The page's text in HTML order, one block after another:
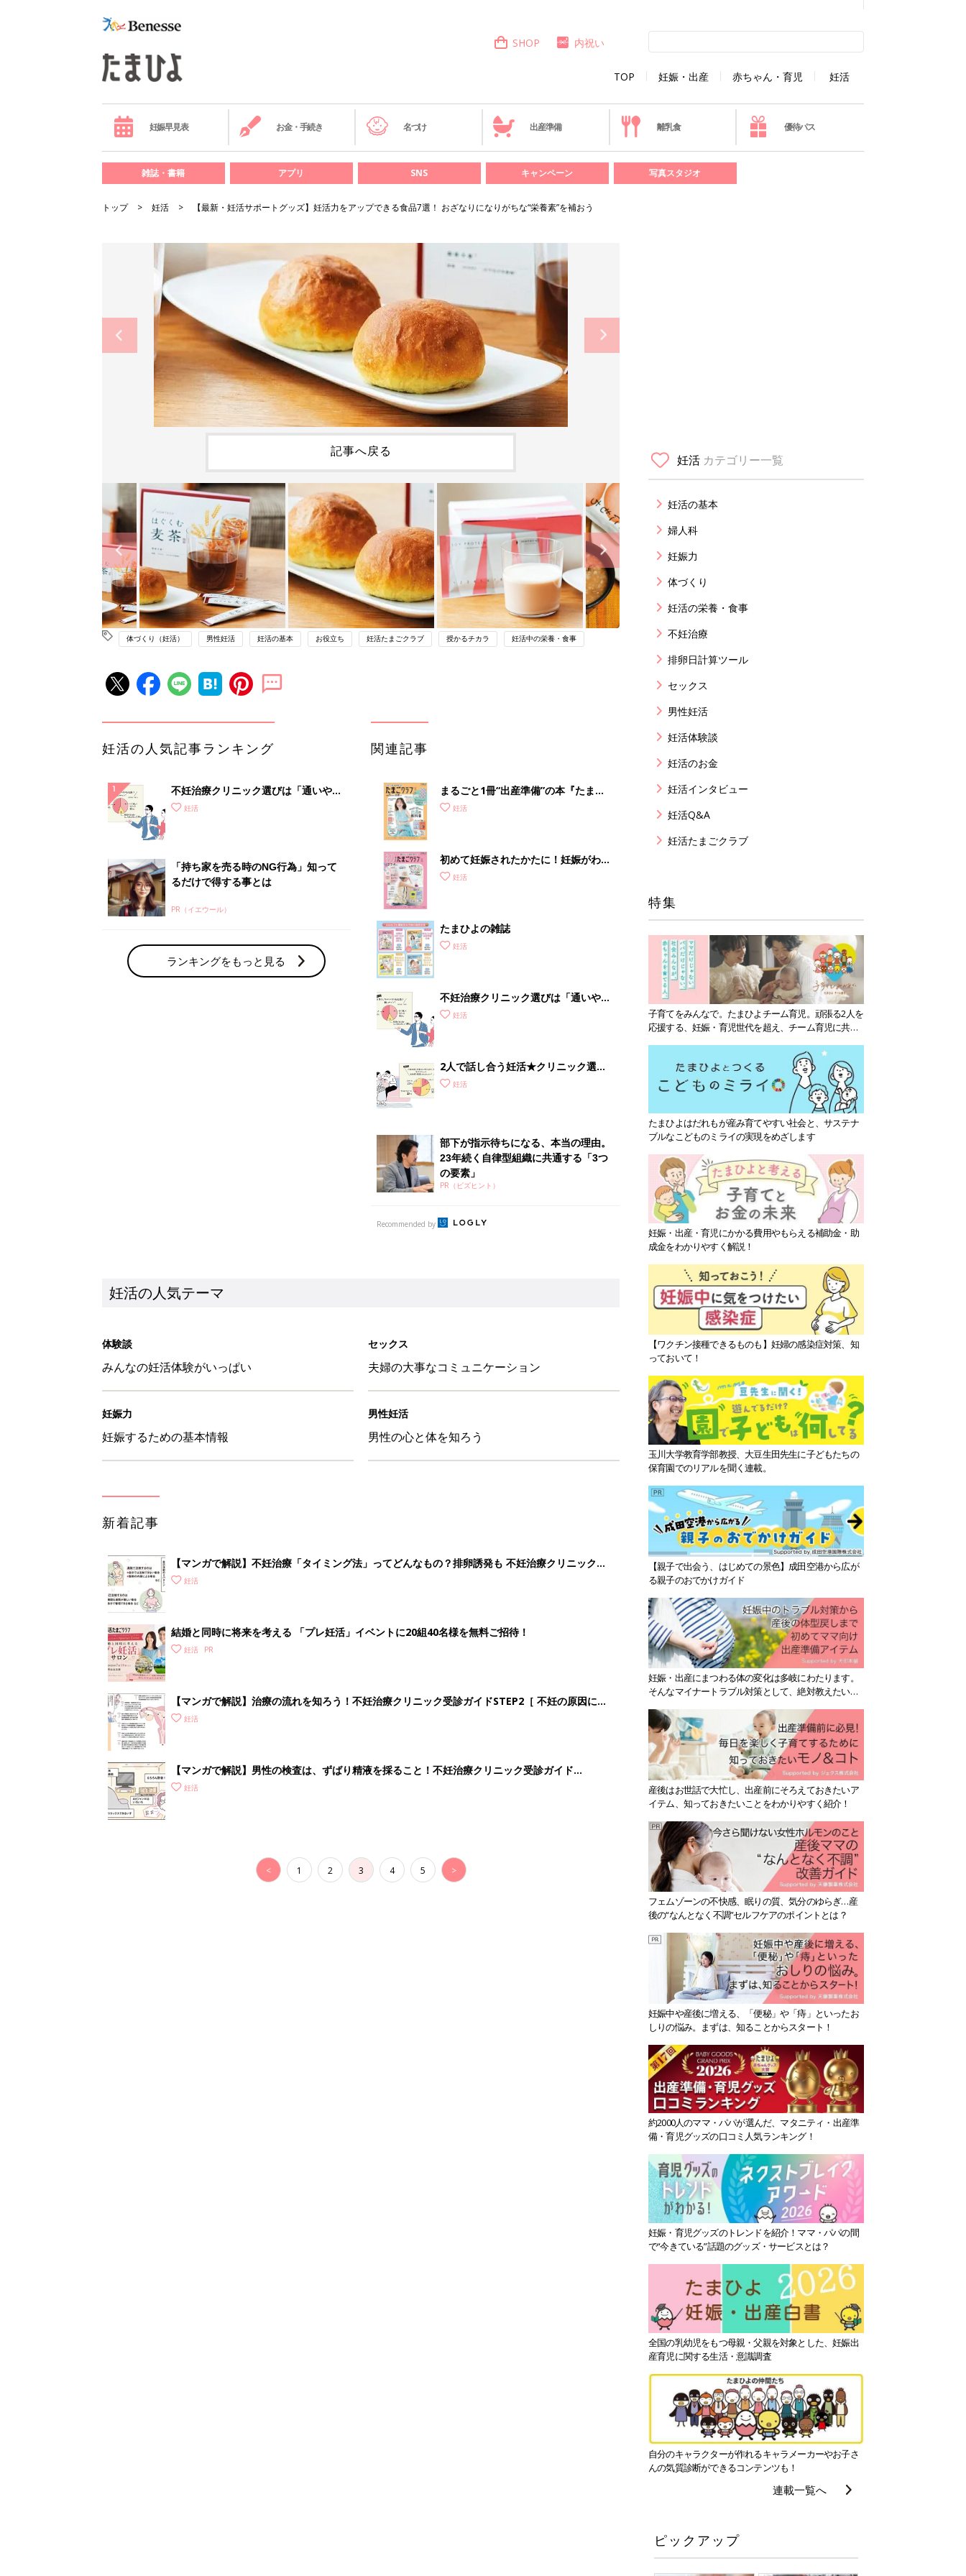
TOP 妊娠・出産 赤ちゃん・育児 妊活
SHOP 内祝い
妊娠早見表 お金・手続き 名づけ 出産準備 離乳食 優待パス
雑誌・書籍 アプリ SNS キャンペーン 写真スタジオ
トップ 妊活 【最新・妊活サポートグッズ】妊活力をアップできる食品7選！ おざなりになりがちな“栄養素”を補おう
記事へ戻る
体づくり（妊活） 男性妊活 妊活の基本 お役立ち 妊活たまごクラブ 授かるチカラ 妊活中の栄養・食事
妊活の人気記事ランキング
不妊治療クリニック選びは「通いやす
さ」が大切！選び方、重要3カ条っ
妊活
「持ち家を売る時のNG行為」知って
るだけで得する事とは
PR（イエウール）
ランキングをもっと見る
関連記事
まるごと1冊“出産準備”の本『たまご
クラブ 夏号』〈スペシャル大特集〉
妊活
初めて妊娠されたかたに！妊娠がわか
ったら最初に読む本『初めてのたまご
妊活
たまひよの雑誌
妊活
不妊治療クリニック選びは「通いやす
さ」が大切！選び方、重要3カ条っ
妊活
2人で話し合う妊活★クリニック選び
の「心の準備」って？不妊治療スター
妊活
部下が指示待ちになる、本当の理由。
23年続く自律型組織に共通する「3つ
の要素」
PR（ビズヒント）
Recommended by
妊活の人気テーマ
体験談
みんなの妊活体験がいっぱい
セックス
夫婦の大事なコミュニケーション
妊娠力
妊娠するための基本情報
男性妊活
男性の心と体を知ろう
新着記事
【マンガで解説】不妊治療「タイミング法」ってどんなもの？排卵誘発も 不妊治療クリニック受
診ガイドSTEP3
妊活
結婚と同時に将来を考える 「プレ妊活」イベントに20組40名様を無料ご招待！
妊活
【マンガで解説】治療の流れを知ろう！不妊治療クリニック受診ガイドSTEP2［ 不妊の原因につ
いて］
妊活
【マンガで解説】男性の検査は、ずばり精液を採ること！不妊治療クリニック受診ガイド
STEP1［男性が受ける検査編］
妊活
< 1 2 3 4 5 >
妊活 カテゴリー一覧
妊活の基本
婦人科
妊娠力
体づくり
妊活の栄養・食事
不妊治療
排卵日計算ツール
セックス
男性妊活
妊活体験談
妊活のお金
妊活インタビュー
妊活Q&A
妊活たまごクラブ
特集
子育てをみんなで。たまひよチーム育児。頑張る2人を
応援する、妊娠・育児世代を超え、チーム育児に共感
たまひよはだれもが産み育てやすい社会と、サステナ
ブルなこどものミライの実現をめざします
妊娠・出産・育児にかかる費用やもらえる補助金・助
成金をわかりやすく解説！
【ワクチン接種できるものも】妊婦の感染症対策、知
っておいて！
玉川大学教育学部教授、大豆生田先生に子どもたちの
保育園でのリアルを聞く連載。
【親子で出会う、はじめての景色】成田空港から広が
る親子のおでかけガイド
妊娠・出産にまつわる体の変化は多岐にわたります。
そんなマイナートラブル対策として、絶対教えたい！
産後はお世話で大忙し、出産前にそろえておきたいア
イテム、知っておきたいことをわかりやすく紹介！
フェムゾーンの不快感、眠りの質、気分のゆらぎ…産
後の“なんとなく不調”セルフケアのポイントとは？
妊娠中や産後に増える、「便秘」や「痔」といったお
しりの悩み。まずは、知ることからスタート！
約2000人のママ・パパが選んだ、マタニティ・出産準
備・育児グッズの口コミ人気ランキング！
妊娠・育児グッズのトレンドを紹介！ママ・パパの間
で“今きている”話題のグッズ・サービスとは？
全国の乳幼児をもつ母親・父親を対象とした、妊娠出
産育児に関する生活・意識調査
自分のキャラクターが作れるキャラメーカーやお子さ
んの気質診断ができるコンテンツも！
連載一覧へ
ピックアップ